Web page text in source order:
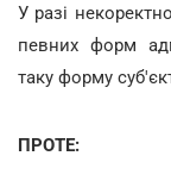
У разі
певних форм
таку форму
ПРОТЕ: